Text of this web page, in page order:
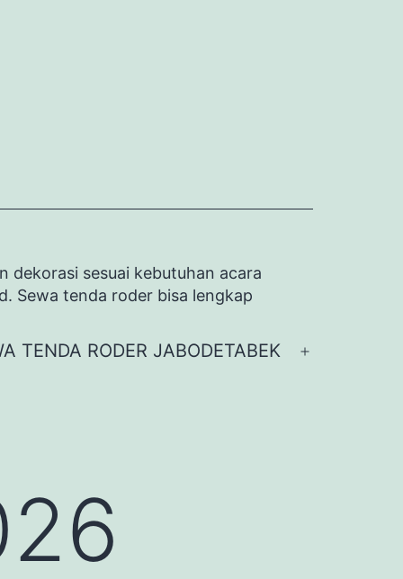
dekorasi sesuai kebutuhan acara
Sewa tenda roder bisa lengkap
TENDA RODER JABODETABEK